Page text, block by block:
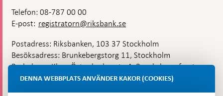
Telefon: 08-787 00 00
E-post: registratorn@riksbank.se
Postadress: Riksbanken, 103 37 Stockholm
Besöksadress: Brunkebergstorg 11, Stockholm
Budadress: Klara Östra kyrkogata 4, Brunkebergsfaret,
Lastplats 6
DENNA WEBBPLATS ANVÄNDER KAKOR (COOKIES)